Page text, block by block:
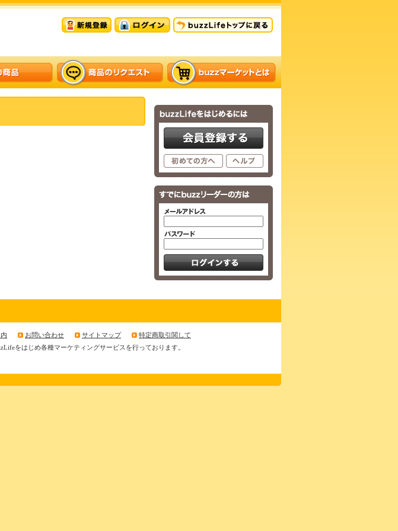
お問い合わせ サイトマップ
特定商取引関して
をはじめ各種マーケティングサービスを行っております。